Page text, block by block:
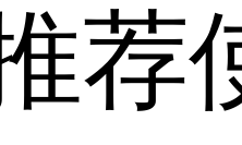
荐